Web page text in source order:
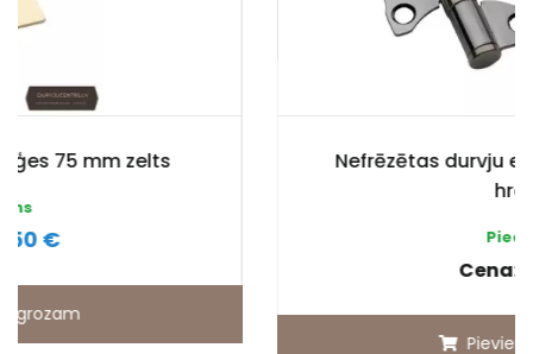
Nefrēzētas durvju eņģes 75 mm matēts